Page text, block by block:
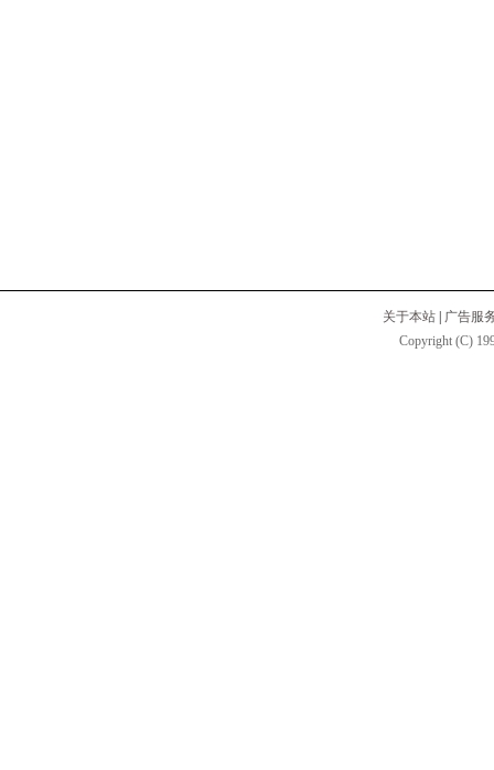
关于本站
广告服
Copyright (C)